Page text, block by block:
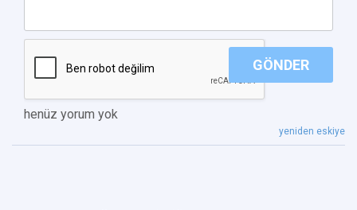
GÖNDER
henüz yorum yok
yeniden eskiye